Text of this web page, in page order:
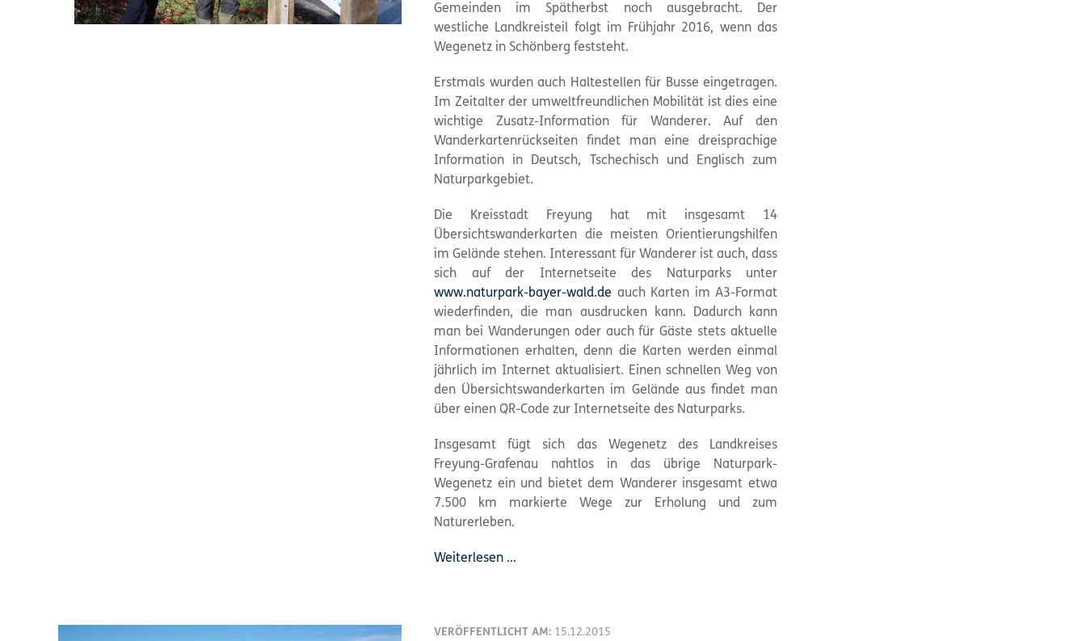
Gemeinden im Spätherbst noch ausgebracht. Der
westliche Landkreisteil folgt im Frühjahr 2016, wenn das
Wegenetz in Schönberg feststeht.
Erstmals wurden auch Haltestellen für Busse eingetragen.
Im Zeitalter der umweltfreundlichen Mobilität ist dies eine
wichtige Zusatz-Information für Wanderer. Auf den
Wanderkartenrückseiten findet man eine dreisprachige
Information in Deutsch, Tschechisch und Englisch zum
Naturparkgebiet.
Die Kreisstadt Freyung hat mit insgesamt 14
Übersichtswanderkarten die meisten Orientierungshilfen
im Gelände stehen. Interessant für Wanderer ist auch, dass
sich auf der Internetseite des Naturparks unter
www.naturpark-bayer-wald.de auch Karten im A3-Format
wiederfinden, die man ausdrucken kann. Dadurch kann
man bei Wanderungen oder auch für Gäste stets aktuelle
Informationen erhalten, denn die Karten werden einmal
jährlich im Internet aktualisiert. Einen schnellen Weg von
den Übersichtswanderkarten im Gelände aus findet man
über einen QR-Code zur Internetseite des Naturparks.
Insgesamt fügt sich das Wegenetz des Landkreises
Freyung-Grafenau nahtlos in das übrige Naturpark-
Wegenetz ein und bietet dem Wanderer insgesamt etwa
7.500 km markierte Wege zur Erholung und zum
Naturerleben.
Weiterlesen …
VERÖFFENTLICHT AM: 15.12.2015